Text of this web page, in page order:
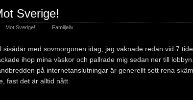
Sverige!
Mot Sverige! Familjeliv
sisådär med sovmorgonen idag, jag vaknade redan vid 7
ihop mina väskor och pallrade mig sedan ner till
på internetanslutningar är generellt sett rena
fast det är alltid nått.